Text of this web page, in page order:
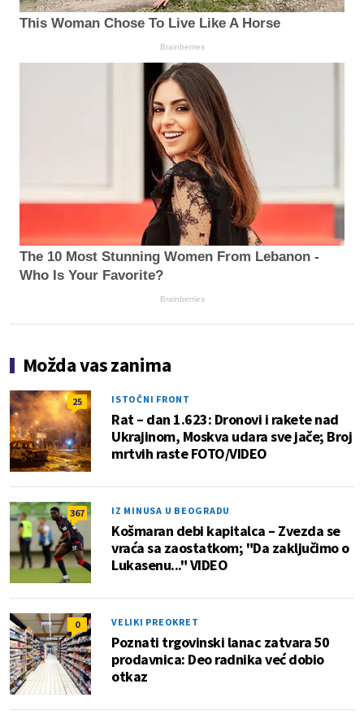
This Woman Chose To Live Like A Horse
Brainberries
The 10 Most Stunning Women From Lebanon -
Who Is Your Favorite?
Brainberries
Možda vas zanima
25 ISTOČNI FRONT
Rat – dan 1.623: Dronovi i rakete nad
Ukrajinom, Moskva udara sve jače; Broj
mrtvih raste FOTO/VIDEO
367 IZ MINUSA U BEOGRADU
Košmaran debi kapitalca – Zvezda se
vraća sa zaostatkom; "Da zaključimo o
Lukasenu..." VIDEO
0 VELIKI PREOKRET
Poznati trgovinski lanac zatvara 50
prodavnica: Deo radnika već dobio
otkaz